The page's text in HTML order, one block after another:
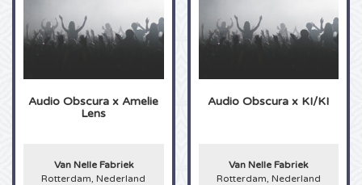
Sting Karten
Tame Impala Karten
Audio Obscura x Amelie
Lens
Van Nelle Fabriek
Rotterdam, Nederland
Audio Obscura x KI/KI
Van Nelle Fabriek
Rotterdam, Nederland